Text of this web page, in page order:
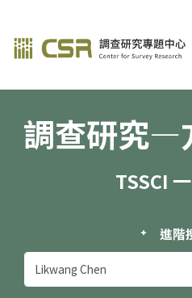
調查研究—方法
調查研究—
TSSCI
進階